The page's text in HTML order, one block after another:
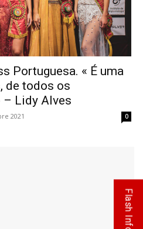
Portuguesa. « É uma
de todos os
– Lidy Alves
2021 0
Flash Info